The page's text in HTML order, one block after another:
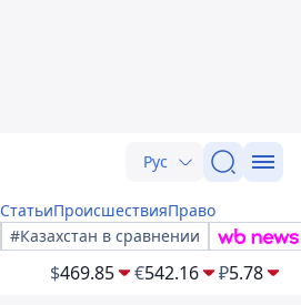
Рус
СтатьиПроисшествияПраво
#Казахстан в сравнении
$469.85 €542.16 ₽5.78